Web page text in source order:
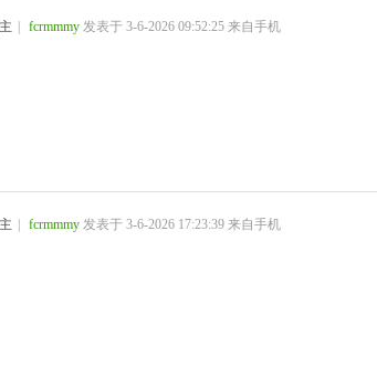
| fcrmmmy 发表于 3-6-2026 09:52:25 来自手机
| fcrmmmy 发表于 3-6-2026 17:23:39 来自手机